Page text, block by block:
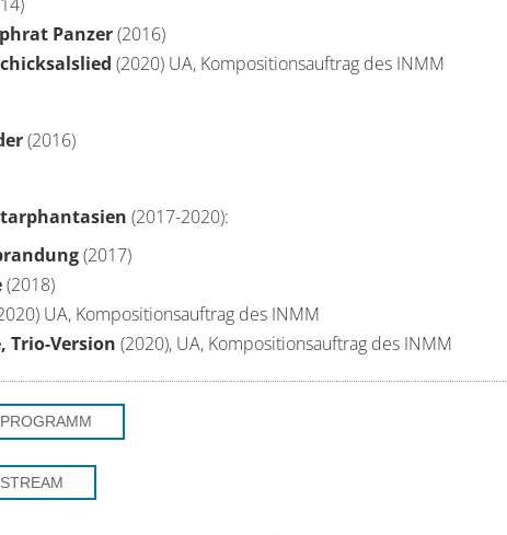
Panzer(2016)
(2020) UA, Kompositionsauftrag des INMM
(2016)
(2017-2020):
(2017)
(2018)
UA, Kompositionsauftrag des INMM
Trio-Version (2020), UA, Kompositionsauftrag des INMM